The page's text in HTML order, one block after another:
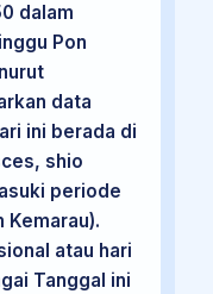
dalam
Pon
data
ini berada di
shio
periode
Kemarau).
atau hari
Tanggal ini